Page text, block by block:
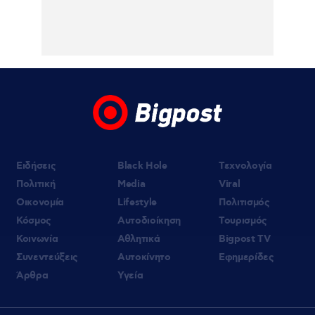
«Στον Εξώστη» με τους Αντώνη Αντζολέτο
και Γιάννη Καντέλη – Έρχεται στον ΣΚΑΪ
Ειδήσεις
Πολιτική
Οικονομία
Κόσμος
Κοινωνία
Συνεντεύξεις
Άρθρα
Black Hole
Media
Lifestyle
Αυτοδιοίκηση
Αθλητικά
Αυτοκίνητο
Υγεία
Τεχνολογία
Viral
Πολιτισμός
Τουρισμός
Bigpost TV
Εφημερίδες